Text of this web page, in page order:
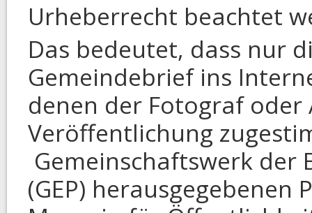
Urheberrecht beachtet
Das bedeutet, dass nur
Gemeindebrief ins
denen der Fotograf
Veröffentlichung
Gemeinschaftswerk der
(GEP) herausgegebenen